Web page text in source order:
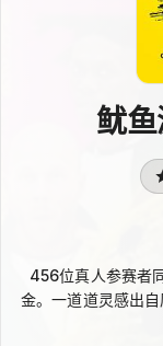
鱿
456位真人参赛者
金。一道道灵感出
挑战，眼看身边的